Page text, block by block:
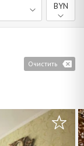
BYN
Очистить